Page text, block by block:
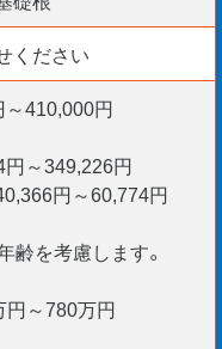
ます。
ください
410,000円
～349,226円
円～60,774円
齢を考慮します。
～780万円